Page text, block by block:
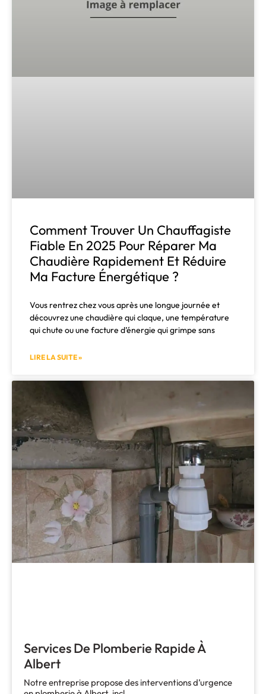
Comment Trouver Un Chauffagiste
Fiable En 2025 Pour Réparer Ma
Chaudière Rapidement Et Réduire
Ma Facture Énergétique ?
Vous rentrez chez vous après une longue journée et
découvrez une chaudière qui claque, une température
qui chute ou une facture d’énergie qui grimpe sans
LIRE LA SUITE »
Services De Plomberie Rapide À
Albert
Notre entreprise propose des interventions d’urgence